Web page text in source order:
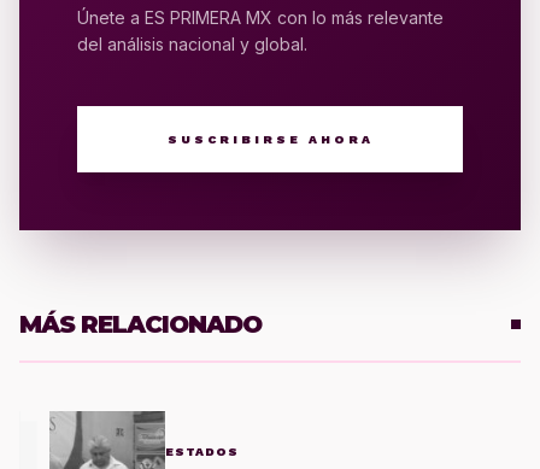
Únete a ES PRIMERA MX con lo más relevante
del análisis nacional y global.
SUSCRIBIRSE AHORA
MÁS RELACIONADO
ESTADOS